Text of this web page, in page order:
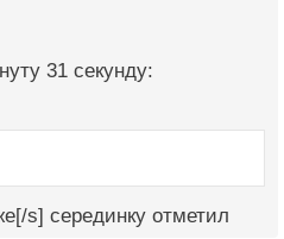
31 секунду:
s] серединку отметил